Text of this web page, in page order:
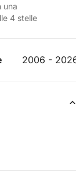
una
4 stelle
2006 -